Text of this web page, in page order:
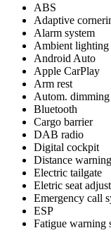
ABS
Adaptive
Alarm system
Ambient lighting
Android Auto
Apple CarPlay
Arm rest
Autom.
Bluetooth
Cargo barrier
DAB radio
Digital cockpit
Distance
Electric tailgate
Eletric seat
Emergency call
ESP
Fatigue warning